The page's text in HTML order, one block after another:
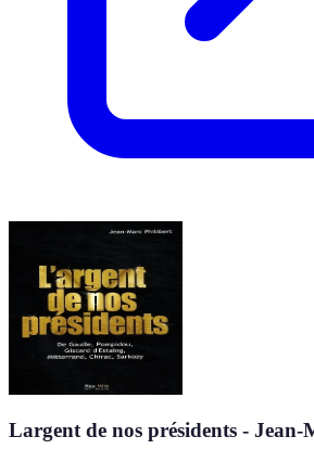
Largent de nos présidents -